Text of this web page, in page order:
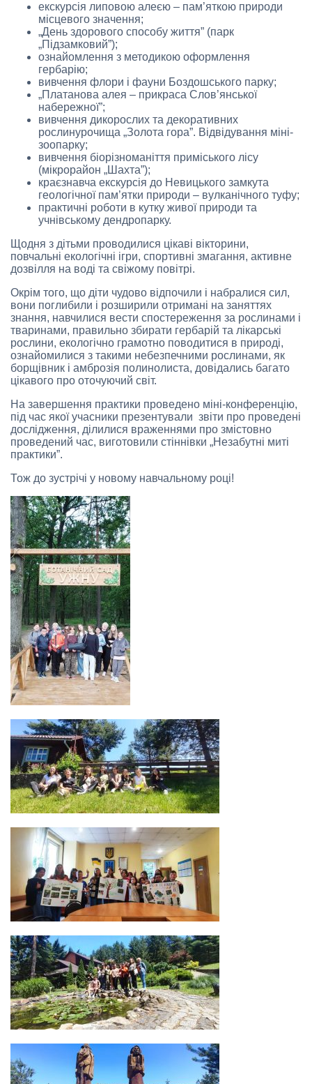
екскурсія липовою алеєю – пам’яткою природи
місцевого значення;
„День здорового способу життя” (парк
„Підзамковий”);
ознайомлення з методикою оформлення
гербарію;
вивчення флори і фауни Боздошського парку;
„Платанова алея – прикраса Слов’янської
набережної”;
вивчення дикорослих та декоративних
рослинурочища „Золота гора”. Відвідування міні-
зоопарку;
вивчення біорізноманіття приміського лісу
(мікрорайон „Шахта”);
краєзнавча екскурсія до Невицького замкута
геологічної пам’ятки природи – вулканічного туфу;
практичні роботи в кутку живої природи та
учнівському дендропарку.
Щодня з дітьми проводилися цікаві вікторини,
повчальні екологічні ігри, спортивні змагання, активне
дозвілля на воді та свіжому повітрі.
Окрім того, що діти чудово відпочили і набралися сил,
вони поглибили і розширили отримані на заняттях
знання, навчилися вести спостереження за рослинами і
тваринами, правильно збирати гербарій та лікарські
рослини, екологічно грамотно поводитися в природі,
ознайомилися з такими небезпечними рослинами, як
борщівник і амброзія полинолиста, довідались багато
цікавого про оточуючий світ.
На завершення практики проведено міні-конференцію,
під час якої учасники презентували звіти про проведені
дослідження, ділилися враженнями про змістовно
проведений час, виготовили стіннівки „Незабутні миті
практики”.
Тож до зустрічі у новому навчальному році!